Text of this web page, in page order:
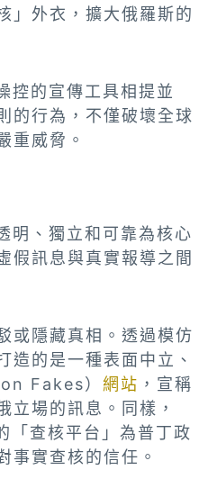
」外衣，擴大俄羅斯的
控的宣傳工具相提並
的行為，不僅破壞全球
重威脅。
明、獨立和可靠為核心
假訊息與真實報導之間
或隱藏真相。透過模仿
造的是一種表面中立、
Fakes） 網站 ，宣稱
立場的訊息。同樣，
「查核平台」為普丁政
事實查核的信任。